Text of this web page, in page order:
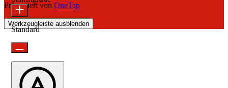
Präsentiert von OneTap
Werkzeugleiste ausblenden
Standard